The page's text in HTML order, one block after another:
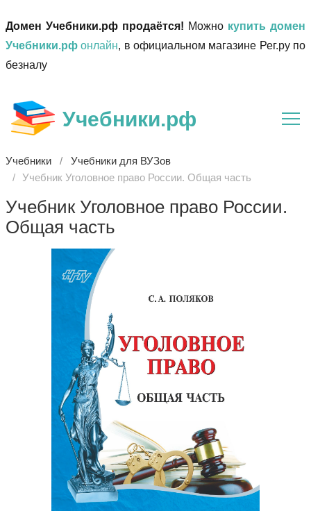
Домен Учебники.рф продаётся! Можно купить домен
Учебники.рф онлайн, в официальном магазине Рег.ру по
безналу
Учебники.рф
Учебники
Учебники для ВУЗов
Учебник Уголовное право России. Общая часть
Учебник Уголовное право России.
Общая часть